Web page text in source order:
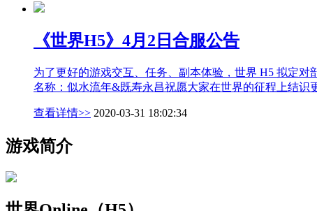
《世界H5》4月2日合服公告
为了更好的游戏交互、任务、副本体验，世界 H5 拟定
名称：似水流年&既寿永昌祝愿大家在世界的征程上结识
查看详情>> 2020-03-31 18:02:34
游戏简介